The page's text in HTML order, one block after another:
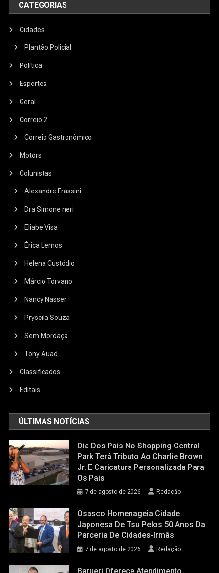
CATEGORIAS
Cidades
Plantão Policial
Política
Esportes
Geral
Correio 2
Correio Gastronômico
Motors
Colunistas
Alexandre Frassini
Dra Simone neri
Eliabe Visa
Érica Lemos
Helena Custódio
Márcio Torvano
Nancy Nasser
Pryscila Souza
Sem Mordaça
Tony Auad
Classificados
Editais
ÚLTIMAS NOTÍCIAS
Dia Dos Pais No Shopping Central
Park Terá Tributo Ao Charlie Brown
Jr. E Caricatura Personalizada Para
Os Pais
7 de agosto de 2026 Redação
Osasco Homenageia Cidade
Japonesa De Tsu Pelos 50 Anos Da
Parceria De Cidades-Irmãs
7 de agosto de 2026 Redação
Barueri Oferece Atendimento